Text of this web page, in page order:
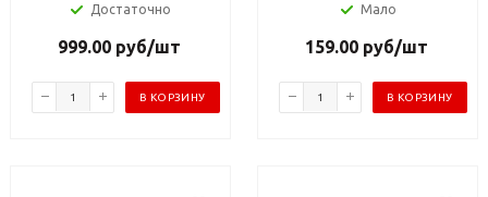
Достаточно
999.00руб/шт
В КОРЗИНУ
Мало
159.00руб/шт
В КОРЗИНУ